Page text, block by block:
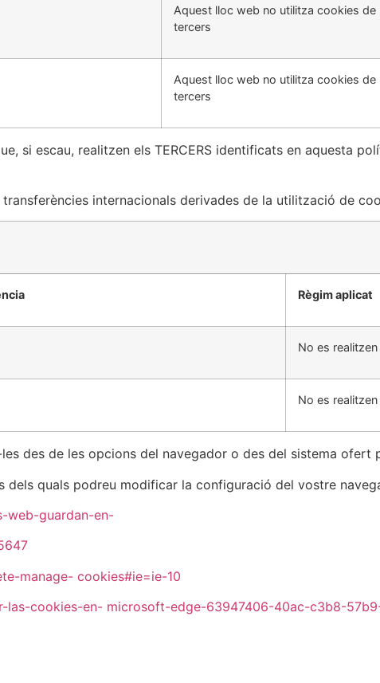
Aquest lloc web no utilitza cookies de
tercers
Aquest lloc web no utilitza cookies de
tercers
si escau, realitzen els TERCERS identificats en aquesta
internacionals derivades de la utilització de
Règim aplicat
No es
No es
des de les opcions del navegador o des del sistema ofert
quals podreu modificar la configuració del vostre
web-guardan-en-
manage- cookies#ie=ie-10
las-cookies-en- microsoft-edge-63947406-40ac-c3b8-